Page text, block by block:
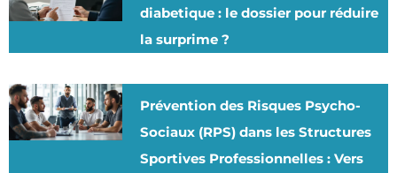
diabetique : le dossier pour réduire
la surprime ?
Prévention des Risques Psycho-
Sociaux (RPS) dans les Structures
Sportives Professionnelles : Vers